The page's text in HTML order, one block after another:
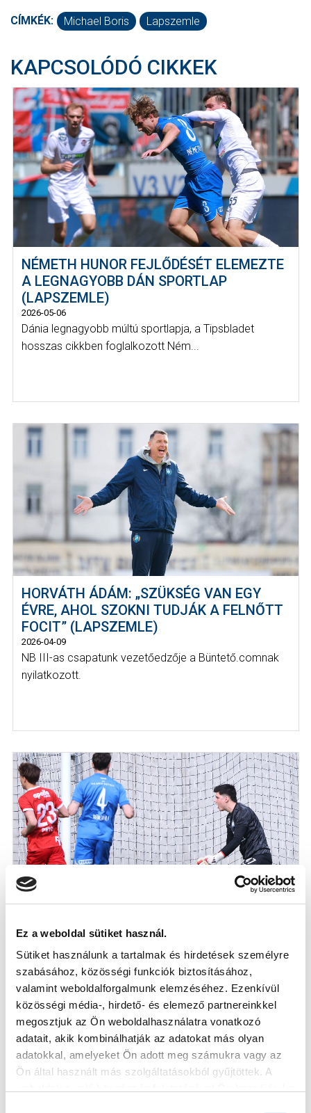
Ez a weboldal sütiket használ.
Sütiket használunk a tartalmak és hirdetések személyre
szabásához, közösségi funkciók biztosításához,
valamint weboldalforgalmunk elemzéséhez. Ezenkívül
közösségi média-, hirdető- és elemező partnereinkkel
megosztjuk az Ön weboldalhasználatra vonatkozó
adatait, akik kombinálhatják az adatokat más olyan
adatokkal, amelyeket Ön adott meg számukra vagy az
Ön által használt más szolgáltatásokból gyűjtöttek. A
CÍMKÉK: Michael Boris Lapszemle
KAPCSOLÓDÓ CIKKEK
NÉMETH HUNOR FEJLŐDÉSÉT ELEMEZTE
A LEGNAGYOBB DÁN SPORTLAP
(LAPSZEMLE)
2026-05-06
Dánia legnagyobb múltú sportlapja, a Tipsbladet
hosszas cikkben foglalkozott Ném...
HORVÁTH ÁDÁM: „SZÜKSÉG VAN EGY
ÉVRE, AHOL SZOKNI TUDJÁK A FELNŐTT
FOCIT” (LAPSZEMLE)
2026-04-09
NB III-as csapatunk vezetőedzője a Büntető.comnak
nyilatkozott.
HEGYI: "EBBŐL ÚGY TUDUNK KIJÖNNI,
(LAPSZEMLE)
2026-03-11
A Magyar Nemzet kérdezte kapusunkat. Lapszemle.